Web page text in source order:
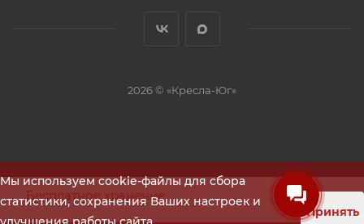
2026 © «Кресла-Юг»
Бесплатное хранение
Мы используем cookie-файлы для сбора
статистики, сохранения Ваших настроек и
Принять